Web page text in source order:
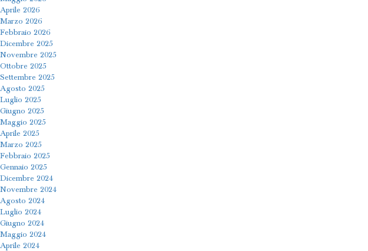
Aprile 2026
Marzo 2026
Febbraio 2026
Dicembre 2025
Novembre 2025
Ottobre 2025
Settembre 2025
Agosto 2025
Luglio 2025
Giugno 2025
Maggio 2025
Aprile 2025
Marzo 2025
Febbraio 2025
Gennaio 2025
Dicembre 2024
Novembre 2024
Agosto 2024
Luglio 2024
Giugno 2024
Maggio 2024
Aprile 2024